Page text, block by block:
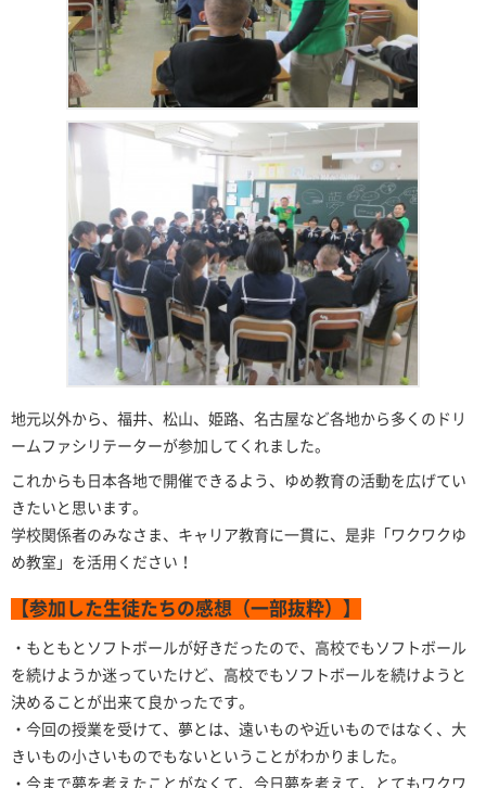
地元以外から、福井、松山、姫路、名古屋など各地から多くのドリ
ームファシリテーターが参加してくれました。
これからも日本各地で開催できるよう、ゆめ教育の活動を広げてい
きたいと思います。
学校関係者のみなさま、キャリア教育に一貫に、是非「ワクワクゆ
め教室」を活用ください！
【参加した生徒たちの感想（一部抜粋）】
・もともとソフトボールが好きだったので、高校でもソフトボール
を続けようか迷っていたけど、高校でもソフトボールを続けようと
決めることが出来て良かったです。
・今回の授業を受けて、夢とは、遠いものや近いものではなく、大
きいもの小さいものでもないということがわかりました。
・今まで夢を考えたことがなくて、今日夢を考えて、とてもワクワ